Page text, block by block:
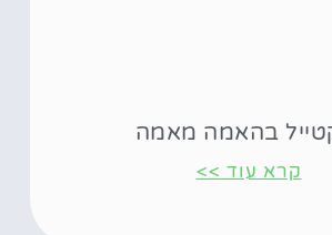
בהאמה מאמה
קרא עוד >>